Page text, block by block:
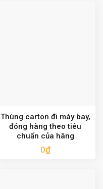
Thùng carton đi máy bay,
đóng hàng theo tiêu
chuẩn của hãng
0₫